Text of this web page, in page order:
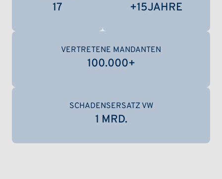
17 +15JAHRE
VERTRETENE MANDANTEN
100.000+
SCHADENSERSATZ VW
1 MRD.